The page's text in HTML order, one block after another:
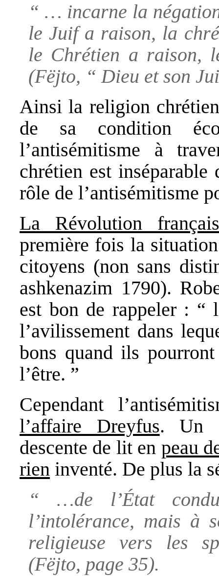
“ … incarne la
le Juif a raison, la
le Chrétien a raison,
(Fëjto, “ Dieu et son
Ainsi la religion
de sa condition
l’antisémitisme à
chrétien est
rôle de l’antisémitisme
La Révolution
première fois la
citoyens (non sans
ashkenazim 1790).
est bon de rappeler : “
l’avilissement dans
bons quand ils
l’être. ”
Cependant
l’affaire Dreyfus. Un
descente de lit en peau
rien inventé. De plus la
“ …de l’État
l’intolérance, mais à
religieuse vers les
(Fëjto, page 35).